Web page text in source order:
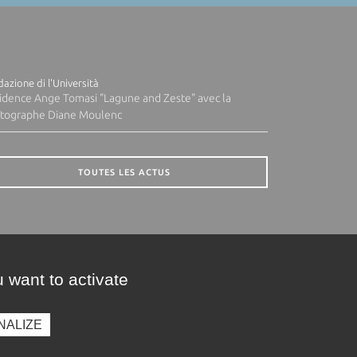
di l'Università
Ange Tomasi "Lagune and Zeste" avec la
Diane Moulenc
TOUTES LES ACTUS
want to activate